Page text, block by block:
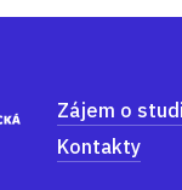
Zájem o
Kontakty